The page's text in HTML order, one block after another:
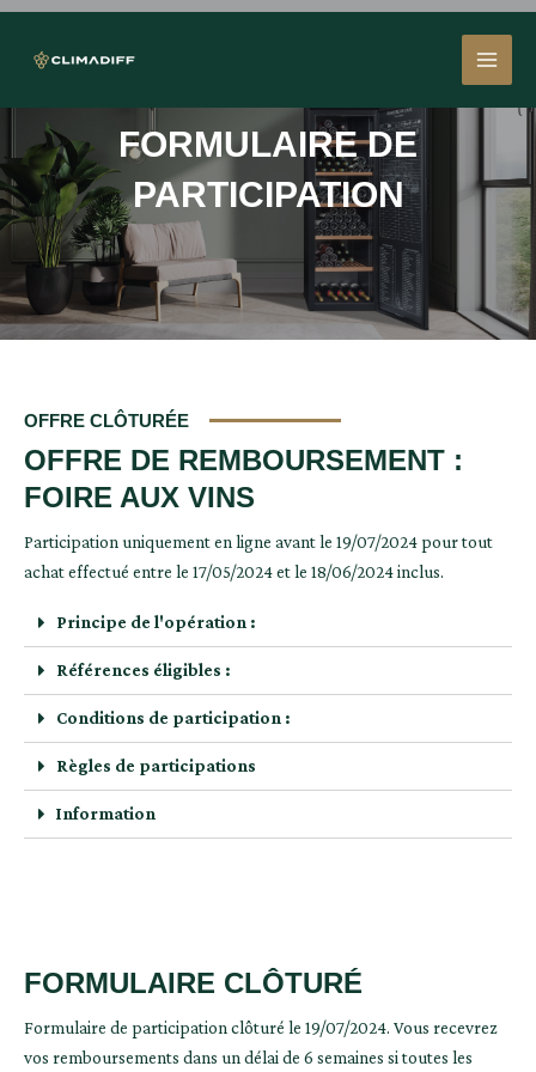
Aller
contenu
FORMULAIRE DE
PARTICIPATION
OFFRE CLÔTURÉE
OFFRE DE REMBOURSEMENT :
FOIRE AUX VINS
Participation uniquement en ligne avant le 19/07/2024 pour tout
achat effectué entre le 17/05/2024 et le 18/06/2024 inclus.
Principe de l'opération :
Références éligibles :
Conditions de participation :
Règles de participations
Information
FORMULAIRE CLÔTURÉ
Formulaire de participation clôturé le 19/07/2024. Vous recevrez
vos remboursements dans un délai de 6 semaines si toutes les